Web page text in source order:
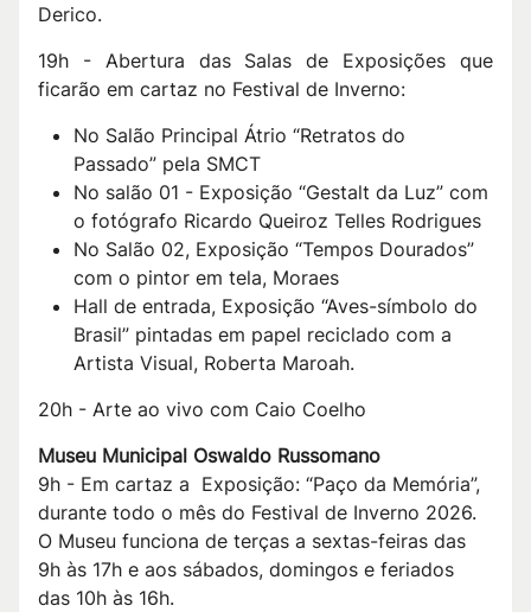
Derico.
19h - Abertura das Salas de Exposições que
ficarão em cartaz no Festival de Inverno:
No Salão Principal Átrio “Retratos do
Passado” pela SMCT
No salão 01 - Exposição “Gestalt da Luz” com
o fotógrafo Ricardo Queiroz Telles Rodrigues
No Salão 02, Exposição “Tempos Dourados”
com o pintor em tela, Moraes
Hall de entrada, Exposição “Aves-símbolo do
Brasil” pintadas em papel reciclado com a
Artista Visual, Roberta Maroah.
20h - Arte ao vivo com Caio Coelho
Museu Municipal Oswaldo Russomano
9h - Em cartaz a Exposição: “Paço da Memória”,
durante todo o mês do Festival de Inverno 2026.
O Museu funciona de terças a sextas-feiras das
9h às 17h e aos sábados, domingos e feriados
das 10h às 16h.